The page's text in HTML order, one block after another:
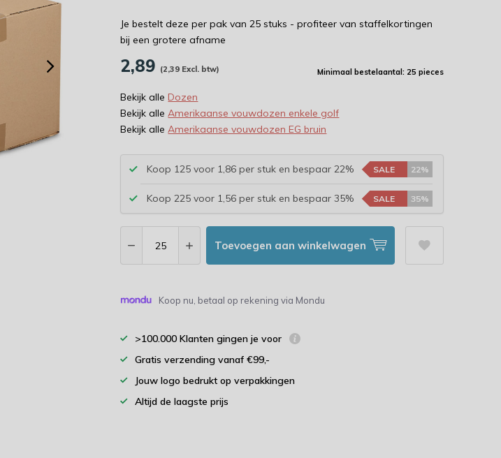
Je bestelt deze per pak van 25 stuks - profiteer van staffelkortingen
bij een grotere afname
2,89 (2,39 Excl. btw) Minimaal bestelaantal: 25 pieces
Bekijk alle Dozen
Bekijk alleAmerikaanse vouwdozen enkele golf
Bekijk alleAmerikaanse vouwdozen EG bruin
Koop 125 voor 1,86 per stuk en bespaar 22% SALE 22%
Koop 225 voor 1,56 per stuk en bespaar 35% SALE 35%
Toevoegen aan winkelwagen
Koop nu, betaal op rekening via Mondu
>100.000 Klanten gingen je voor
Gratis verzending vanaf €99,-
Jouw logo bedrukt op verpakkingen
Altijd de laagste prijs